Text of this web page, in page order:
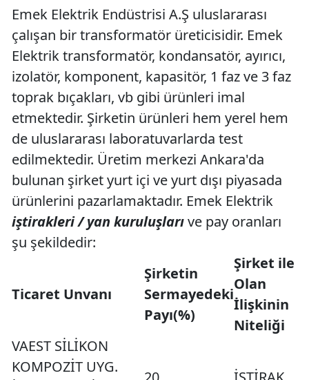
Emek Elektrik Endüstrisi A.Ş uluslararası
çalışan bir transformatör üreticisidir. Emek
Elektrik transformatör, kondansatör, ayırıcı,
izolatör, komponent, kapasitör, 1 faz ve 3 faz
toprak bıçakları, vb gibi ürünleri imal
etmektedir. Şirketin ürünleri hem yerel hem
de uluslararası laboratuvarlarda test
edilmektedir. Üretim merkezi Ankara'da
bulunan şirket yurt içi ve yurt dışı piyasada
ürünlerini pazarlamaktadır. Emek Elektrik
iştirakleri / yan kuruluşlarıve pay oranları
şu şekildedir:
Ticaret Unvanı
Şirketin
Sermayedeki
Payı(%)
Şirket ile
Olan
İlişkinin
Niteliği
VAEST SİLİKON
KOMPOZİT UYG.